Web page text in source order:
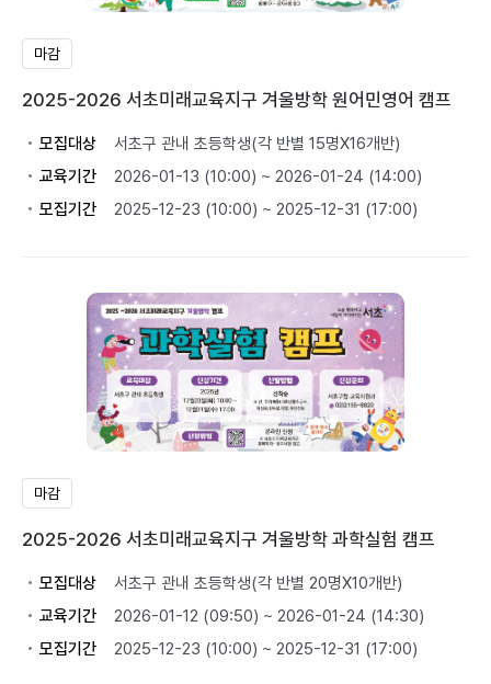
마감
2025-2026 서초미래교육지구 겨울방학 원어민영어 캠프
모집대상
서초구 관내 초등학생(각 반별 15명X16개반)
교육기간
2026-01-13 (10:00) ~ 2026-01-24 (14:00)
모집기간
2025-12-23 (10:00) ~ 2025-12-31 (17:00)
마감
2025-2026 서초미래교육지구 겨울방학 과학실험 캠프
모집대상
서초구 관내 초등학생(각 반별 20명X10개반)
교육기간
2026-01-12 (09:50) ~ 2026-01-24 (14:30)
모집기간
2025-12-23 (10:00) ~ 2025-12-31 (17:00)